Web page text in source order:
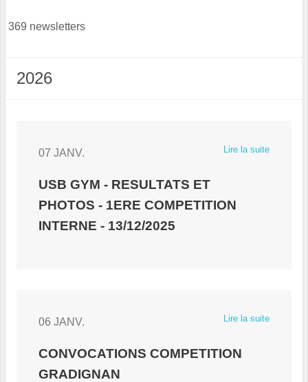
369 newsletters
2026
Lire la suite
07 JANV.
USB GYM - RESULTATS ET
PHOTOS - 1ERE COMPETITION
INTERNE - 13/12/2025
Lire la suite
06 JANV.
CONVOCATIONS COMPETITION
GRADIGNAN